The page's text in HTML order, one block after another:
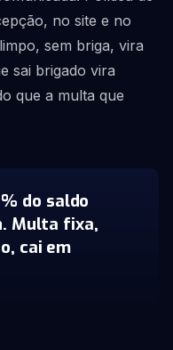
no site e no
sem briga, vira
sai brigado vira
que a multa que
do saldo
Multa fixa,
cai em